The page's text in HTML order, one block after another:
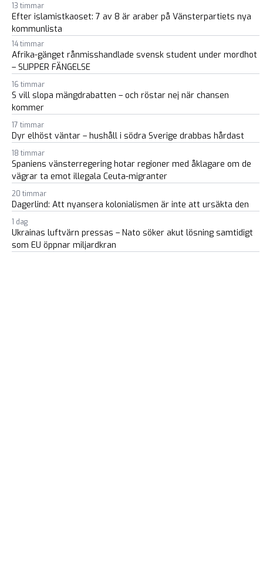
13 timmar
Efter islamistkaoset: 7 av 8 är araber på Vänsterpartiets nya
kommunlista
14 timmar
Afrika-gänget rånmisshandlade svensk student under mordhot
– SLIPPER FÄNGELSE
16 timmar
S vill slopa mängdrabatten – och röstar nej när chansen
kommer
17 timmar
Dyr elhöst väntar – hushåll i södra Sverige drabbas hårdast
18 timmar
Spaniens vänsterregering hotar regioner med åklagare om de
vägrar ta emot illegala Ceuta-migranter
20 timmar
Dagerlind: Att nyansera kolonialismen är inte att ursäkta den
1 dag
Ukrainas luftvärn pressas – Nato söker akut lösning samtidigt
som EU öppnar miljardkran